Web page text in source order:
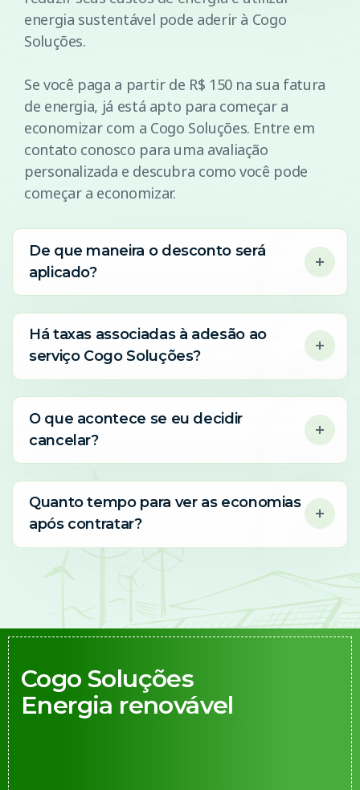
energia sustentável pode aderir à Cogo
Soluções.
Se você paga a partir de R$ 150 na sua fatura
de energia, já está apto para começar a
economizar com a Cogo Soluções. Entre em
contato conosco para uma avaliação
personalizada e descubra como você pode
começar a economizar.
De que maneira o desconto será
aplicado?
Há taxas associadas à adesão ao
serviço Cogo Soluções?
O que acontece se eu decidir
cancelar?
Quanto tempo para ver as economias
após contratar?
Cogo Soluções
Energia renovável